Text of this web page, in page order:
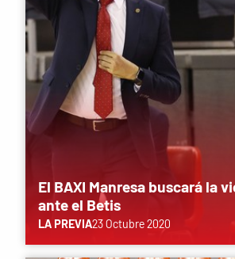
El BAXI Manresa buscará la
ante el Betis
LA PREVIA23 Octubre 2020